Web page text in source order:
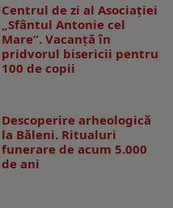
Centrul de zi al Asociației
„Sfântul Antonie cel
Mare”. Vacanță în
pridvorul bisericii pentru
100 de copii
Descoperire arheologică
la Băleni. Ritualuri
funerare de acum 5.000
de ani